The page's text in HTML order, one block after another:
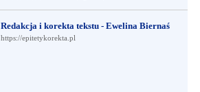
Redakcja i korekta tekstu - Ewelina Biernaś
https://epitetykorekta.pl